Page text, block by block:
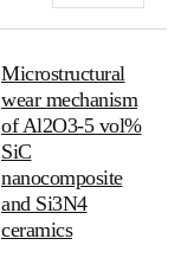
Microstructural
wear mechanism
of Al2O3-5 vol%
SiC
nanocomposite
and Si3N4
ceramics